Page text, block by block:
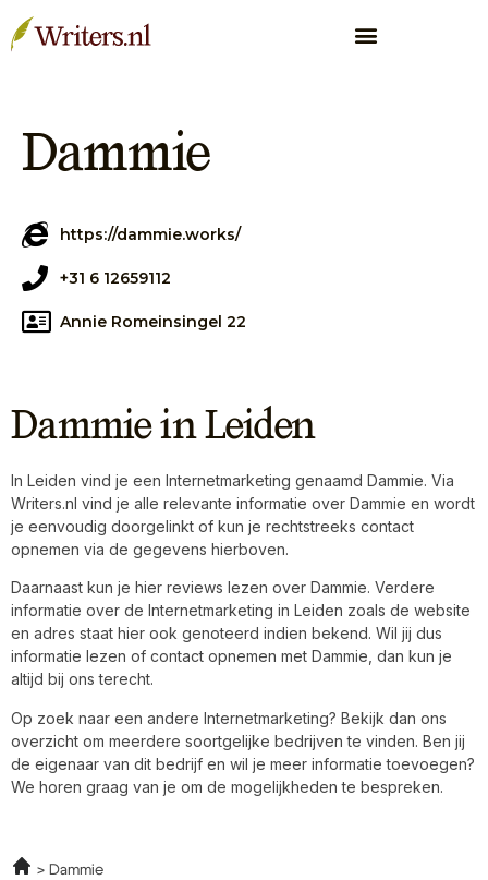
Dammie
https://dammie.works/
+31 6 12659112
Annie Romeinsingel 22
Dammie in Leiden
In Leiden vind je een Internetmarketing genaamd Dammie. Via
Writers.nl vind je alle relevante informatie over Dammie en wordt
je eenvoudig doorgelinkt of kun je rechtstreeks contact
opnemen via de gegevens hierboven.
Daarnaast kun je hier reviews lezen over Dammie. Verdere
informatie over de Internetmarketing in Leiden zoals de website
en adres staat hier ook genoteerd indien bekend. Wil jij dus
informatie lezen of contact opnemen met Dammie, dan kun je
altijd bij ons terecht.
Op zoek naar een andere Internetmarketing? Bekijk dan ons
overzicht om meerdere soortgelijke bedrijven te vinden. Ben jij
de eigenaar van dit bedrijf en wil je meer informatie toevoegen?
We horen graag van je om de mogelijkheden te bespreken.
Dammie